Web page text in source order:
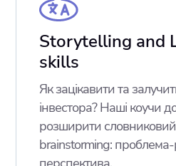
Storytelling and
skills
Як зацікавити та
інвестора? Наші коучи
розширити
brainstorming: